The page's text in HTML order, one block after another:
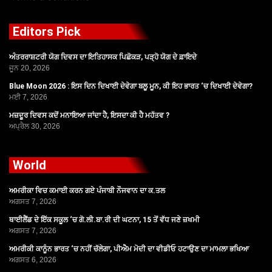
Editors Pick
ਅੰਤਰਰਾਸ਼ਟਰੀ ਯੋਗ ਦਿਵਸ ਦਾ ਇਤਿਹਾਸਕ ਪਿਛੋਕੜ, ਪੜ੍ਹੋ ਯੋਗ ਦੇ ਫ਼ਾਇਦੇ
ਜੂਨ 20, 2026
Blue Moon 2026 : ਇਸ ਦਿਨ ਦਿਖਾਈ ਦੇਵੇਗਾ ਬਲੂ ਮੂਨ, ਕੀ ਇਹ ਭਾਰਤ ‘ਚ ਦਿਖਾਈ ਦੇਵੇਗਾ?
ਮਈ 7, 2026
ਮਜ਼ਦੂਰ ਦਿਵਸ ਕਦੋਂ ਮਨਾਇਆ ਜਾਂਦਾ ਹੈ, ਇਸਦਾ ਕੀ ਹੈ ਮਹੱਤਵ ?
ਅਪ੍ਰੈਲ 30, 2026
World
ਅਮਰੀਕਾ ਵਿਚ ਕਮਾਈ ਕਰਨ ਗਏ ਪੰਜਾਬੀ ਨੌਜਵਾਨ ਦਾ ਕ.ਤਲ
ਅਗਸਤ 7, 2026
ਥਾਈਲੈਂਡ ਦੇ ਇੱਕ ਸਕੂਲ ‘ਚ ਗੋ.ਲੀ.ਬਾ.ਰੀ ਦੀ ਘਟਨਾ, 15 ਤੋਂ ਵੱਧ ਜਣੇ ਜ਼ਖਮੀ
ਅਗਸਤ 7, 2026
ਅਮਰੀਕੀ ਕਾਨੂੰਨ ਭਾਰਤ ‘ਚ ਨਹੀਂ ਚੱਲੇਗਾ, ਪੀਐਮ ਮੋਦੀ ਦਾ ਵੀਡੀਓ ਹਟਾਉਣ ਦਾ ਮਾਮਲਾ ਭਖਿਆ
ਅਗਸਤ 6, 2026